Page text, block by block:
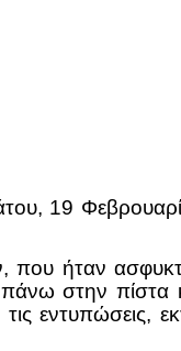
19
που ήταν
στην πίστα
εντυπώσεις,